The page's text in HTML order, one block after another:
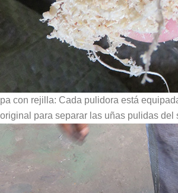
con rejilla: Cada pulidora está
original para separar las uñas pulidas